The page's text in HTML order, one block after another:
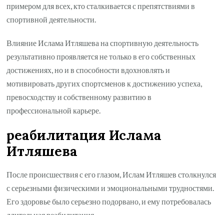
примером для всех, кто сталкивается с препятствиями в
спортивной деятельности.
Влияние Ислама Итляшева на спортивную деятельность
результативно проявляется не только в его собственных
достижениях, но и в способности вдохновлять и
мотивировать других спортсменов к достижению успеха,
превосходству и собственному развитию в
профессиональной карьере.
реабилитация Ислама
Итляшева
После происшествия с его глазом, Ислам Итляшев столкнулся
с серьезными физическими и эмоциональными трудностями.
Его здоровье было серьезно подорвано, и ему потребовалась